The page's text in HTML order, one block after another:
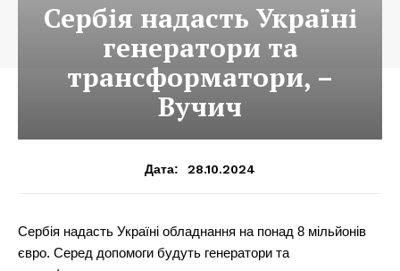
Сербія надасть Україні
генератори та
трансформатори, –
Вучич
Дата: 28.10.2024
Сербія надасть Україні обладнання на понад 8 мільйонів
євро. Серед допомоги будуть генератори та